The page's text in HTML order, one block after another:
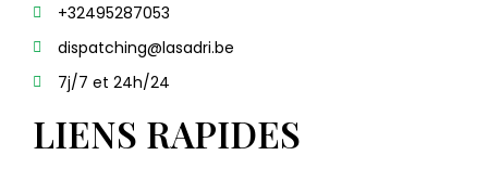
+32495287053
dispatching@lasadri.be
7j/7 et 24h/24
LIENS RAPIDES